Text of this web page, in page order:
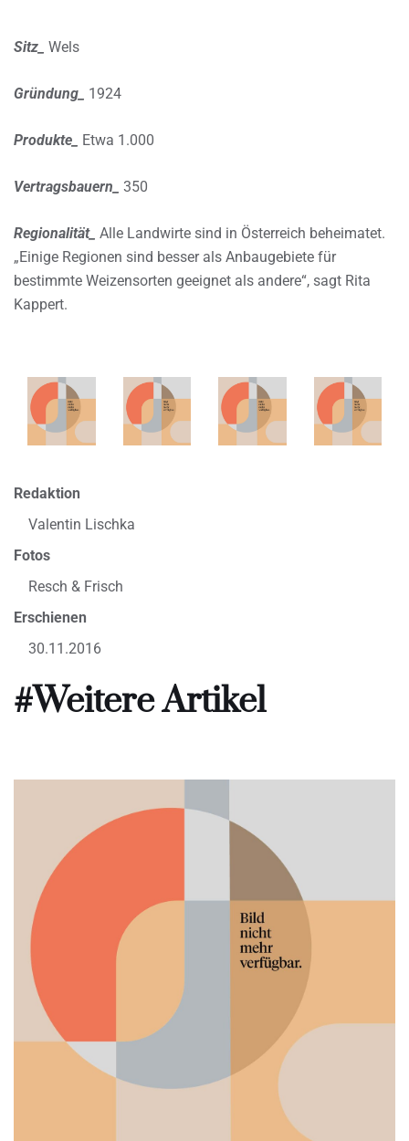
Sitz_ Wels
Gründung_ 1924
Produkte_ Etwa 1.000
Vertragsbauern_ 350
Regionalität_ Alle Landwirte sind in Österreich beheimatet.
„Einige Regionen sind besser als Anbaugebiete für
bestimmte Weizensorten geeignet als andere“, sagt Rita
Kappert.
Redaktion
Valentin Lischka
Fotos
Resch & Frisch
Erschienen
30.11.2016
#Weitere Artikel